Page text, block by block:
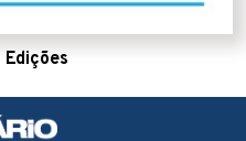
Edições